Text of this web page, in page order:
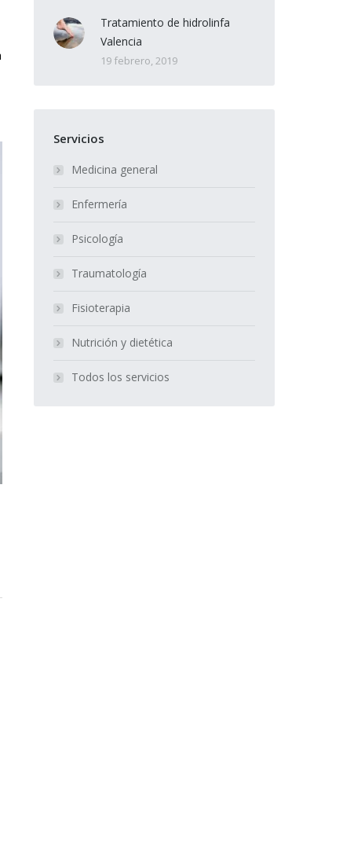
Tratamiento de hidrolinfa
Valencia
19 febrero, 2019
Servicios
Medicina general
Enfermería
Psicología
Traumatología
Fisioterapia
Nutrición y dietética
Todos los servicios